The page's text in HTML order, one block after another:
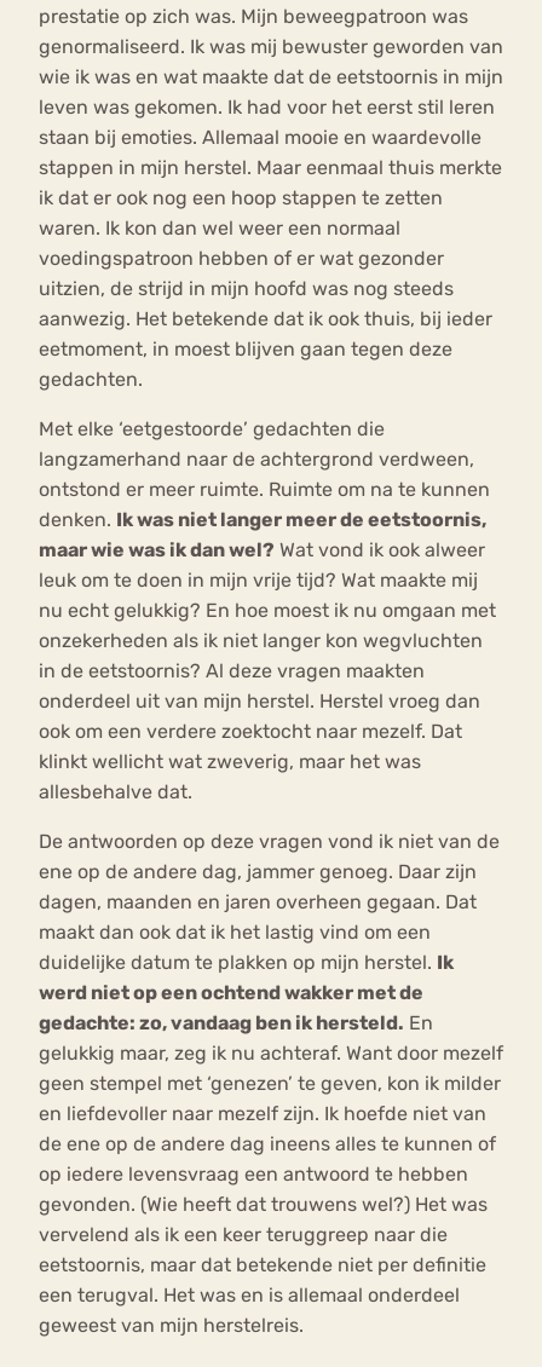
prestatie op zich was. Mijn beweegpatroon was
genormaliseerd. Ik was mij bewuster geworden van
wie ik was en wat maakte dat de eetstoornis in mijn
leven was gekomen. Ik had voor het eerst stil leren
staan bij emoties. Allemaal mooie en waardevolle
stappen in mijn herstel. Maar eenmaal thuis merkte
ik dat er ook nog een hoop stappen te zetten
waren. Ik kon dan wel weer een normaal
voedingspatroon hebben of er wat gezonder
uitzien, de strijd in mijn hoofd was nog steeds
aanwezig. Het betekende dat ik ook thuis, bij ieder
eetmoment, in moest blijven gaan tegen deze
gedachten.
Met elke ‘eetgestoorde’ gedachten die
langzamerhand naar de achtergrond verdween,
ontstond er meer ruimte. Ruimte om na te kunnen
denken. Ik was niet langer meer de eetstoornis,
maar wie was ik dan wel? Wat vond ik ook alweer
leuk om te doen in mijn vrije tijd? Wat maakte mij
nu echt gelukkig? En hoe moest ik nu omgaan met
onzekerheden als ik niet langer kon wegvluchten
in de eetstoornis? Al deze vragen maakten
onderdeel uit van mijn herstel. Herstel vroeg dan
ook om een verdere zoektocht naar mezelf. Dat
klinkt wellicht wat zweverig, maar het was
allesbehalve dat.
De antwoorden op deze vragen vond ik niet van de
ene op de andere dag, jammer genoeg. Daar zijn
dagen, maanden en jaren overheen gegaan. Dat
maakt dan ook dat ik het lastig vind om een
duidelijke datum te plakken op mijn herstel. Ik
werd niet op een ochtend wakker met de
gedachte: zo, vandaag ben ik hersteld. En
gelukkig maar, zeg ik nu achteraf. Want door mezelf
geen stempel met ‘genezen’ te geven, kon ik milder
en liefdevoller naar mezelf zijn. Ik hoefde niet van
de ene op de andere dag ineens alles te kunnen of
op iedere levensvraag een antwoord te hebben
gevonden. (Wie heeft dat trouwens wel?) Het was
vervelend als ik een keer teruggreep naar die
eetstoornis, maar dat betekende niet per definitie
een terugval. Het was en is allemaal onderdeel
geweest van mijn herstelreis.